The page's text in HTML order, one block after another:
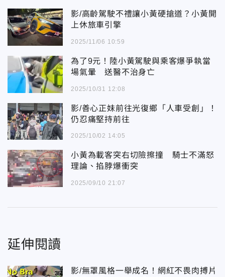
影/高齡駕駛不禮讓小黃硬搶道？小黃開
上休旅車引擎
2025/11/06 10:59
為了9元！陸小黃駕駛與乘客爆爭執當
場氣暈 送醫不治身亡
2025/10/31 12:08
影/善心正妹前往光復鄉「人車受創」！
仍忍痛堅持前往
2025/10/02 14:05
小黃為載客突右切險擦撞 騎士不滿怒
理論、掐脖爆衝突
2025/09/10 21:07
延伸閱讀
影/無罩風格一舉成名！網紅不畏肉搏片